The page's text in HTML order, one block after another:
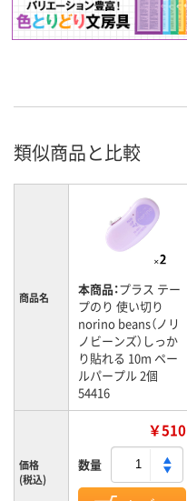
類似商品と比較
商品名 本商品：プラス テー
プのり 使い切り
norino beans（ノリ
ノビーンズ）しっか
り貼れる 10m ペー
ルパープル 2個
54416
価格
(税込)
￥510
数量